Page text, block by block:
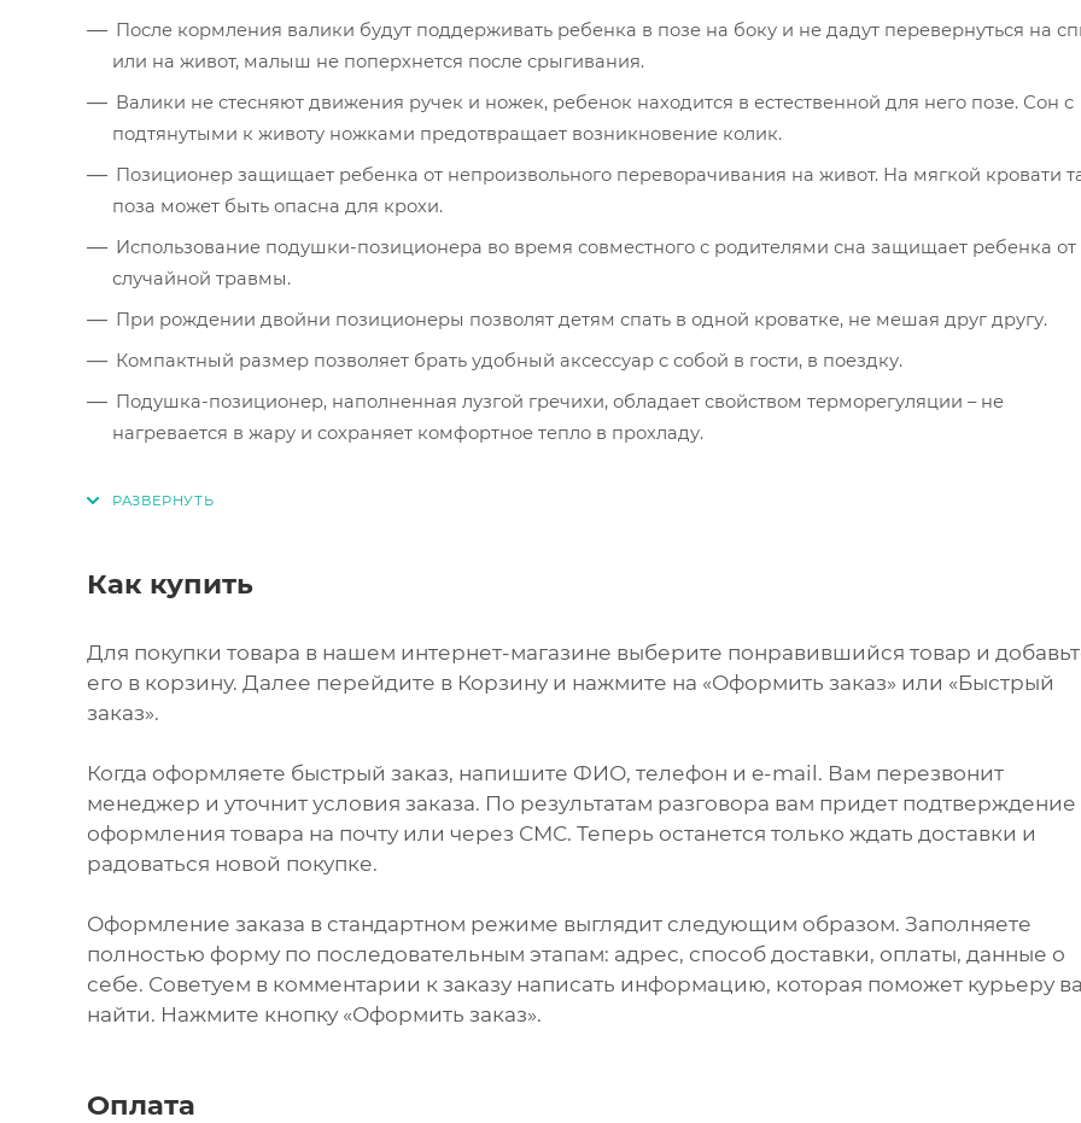
После кормления валики будут поддерживать ребенка в позе на боку и не дадут перевернуться на
или на живот, малыш не поперхнется после срыгивания.
Валики не стесняют движения ручек и ножек, ребенок находится в естественной для него позе. Сон с
подтянутыми к животу ножками предотвращает возникновение колик.
Позиционер защищает ребенка от непроизвольного переворачивания на живот. На мягкой кровати
поза может быть опасна для крохи.
Использование подушки-позиционера во время совместного с родителями сна защищает ребенка от
случайной травмы.
При рождении двойни позиционеры позволят детям спать в одной кроватке, не мешая друг другу.
Компактный размер позволяет брать удобный аксессуар с собой в гости, в поездку.
Подушка-позиционер, наполненная лузгой гречихи, обладает свойством терморегуляции – не
нагревается в жару и сохраняет комфортное тепло в прохладу.
Как купить
Для покупки товара в нашем интернет-магазине выберите понравившийся товар и
его в корзину. Далее перейдите в Корзину и нажмите на «Оформить заказ» или «Быстрый
заказ».
Когда оформляете быстрый заказ, напишите ФИО, телефон и e-mail. Вам перезвонит
менеджер и уточнит условия заказа. По результатам разговора вам придет подтверждение
оформления товара на почту или через СМС. Теперь останется только ждать доставки и
радоваться новой покупке.
Оформление заказа в стандартном режиме выглядит следующим образом. Заполняете
полностью форму по последовательным этапам: адрес, способ доставки, оплаты, данные о
себе. Советуем в комментарии к заказу написать информацию, которая поможет курьеру
найти. Нажмите кнопку «Оформить заказ».
Оплата